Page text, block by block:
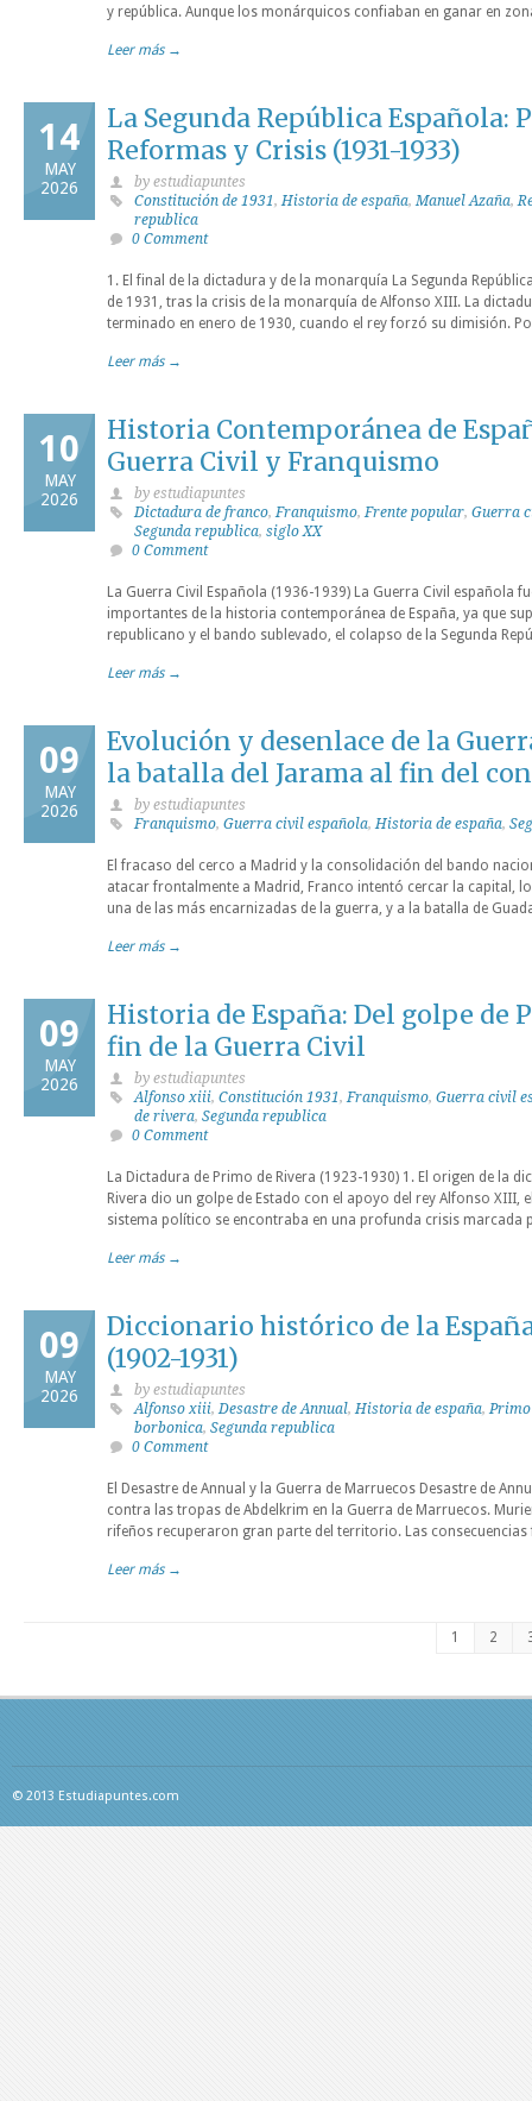
y república. Aunque los monárquicos confiaban en ganar en
Leer más →
14
MAY
2026
La Segunda República Española:
Reformas y Crisis (1931-1933)
by estudiapuntes
Constitución de 1931,Historia de españa,Manuel Azaña,
republica
0 Comment
1. El final de la dictadura y de la monarquía La Segunda
de 1931, tras la crisis de la monarquía de Alfonso XIII. La
terminado en enero de 1930, cuando el rey forzó su dimisión.
Leer más →
10
MAY
2026
Historia Contemporánea de
Guerra Civil y Franquismo
by estudiapuntes
Dictadura de franco,Franquismo,Frente popular, Guerra
Segunda republica, siglo XX
0 Comment
La Guerra Civil Española (1936-1939) La Guerra Civil española
importantes de la historia contemporánea de España, ya que
republicano y el bando sublevado, el colapso de la Segunda
Leer más →
09
MAY
2026
Evolución y desenlace de la
la batalla del Jarama al fin del
by estudiapuntes
Franquismo, Guerra civil española,Historia de españa,
El fracaso del cerco a Madrid y la consolidación del bando
atacar frontalmente a Madrid, Franco intentó cercar la capital,
una de las más encarnizadas de la guerra, y a la batalla de
Leer más →
09
MAY
2026
Historia de España: Del golpe de
fin de la Guerra Civil
by estudiapuntes
Alfonso xiii, Constitución 1931,Franquismo, Guerra civil
de rivera, Segunda republica
0 Comment
La Dictadura de Primo de Rivera (1923-1930) 1. El origen de la
Rivera dio un golpe de Estado con el apoyo del rey Alfonso XIII,
sistema político se encontraba en una profunda crisis marcada
Leer más →
09
MAY
2026
Diccionario histórico de la
(1902-1931)
by estudiapuntes
Alfonso xiii,Desastre de Annual,Historia de españa,
borbonica, Segunda republica
0 Comment
El Desastre de Annual y la Guerra de Marruecos Desastre de
contra las tropas de Abdelkrim en la Guerra de Marruecos.
rifeños recuperaron gran parte del territorio. Las
Leer más →
1 2
© 2013 Estudiapuntes.com